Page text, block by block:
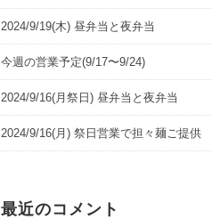
2024/9/19(木) 昼弁当と夜弁当
今週の営業予定(9/17〜9/24)
2024/9/16(月祭日) 昼弁当と夜弁当
2024/9/16(月) 祭日営業で担々麺ご提供
最近のコメント